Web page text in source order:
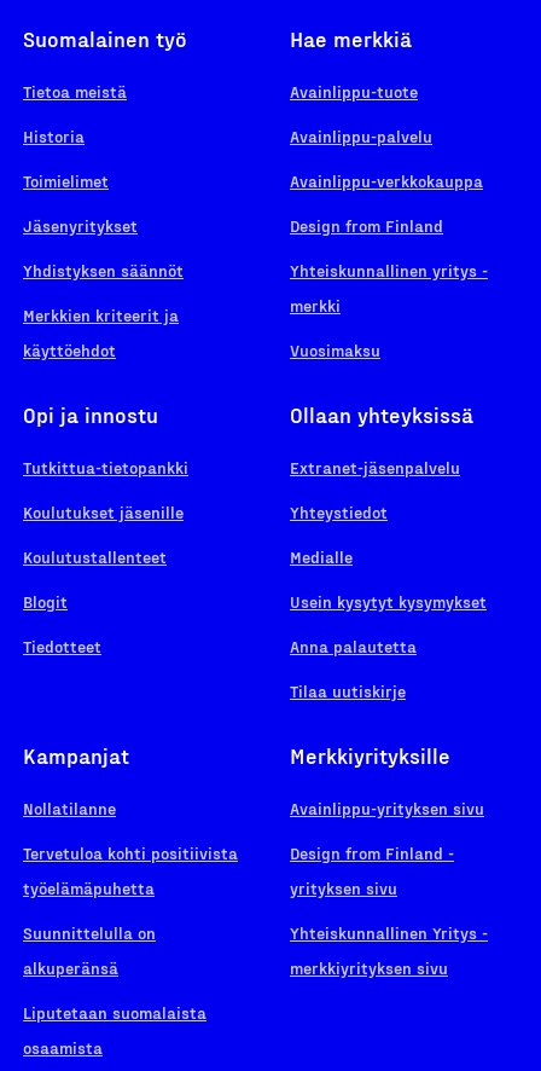
Suomalainen työ
Tietoa meistä
Historia
Toimielimet
Jäsenyritykset
Yhdistyksen säännöt
Merkkien kriteerit ja
käyttöehdot
Hae merkkiä
Avainlippu-tuote
Avainlippu-palvelu
Avainlippu-verkkokauppa
Design from Finland
Yhteiskunnallinen yritys -
merkki
Vuosimaksu
Opi ja innostu
Tutkittua-tietopankki
Koulutukset jäsenille
Koulutustallenteet
Blogit
Tiedotteet
Ollaan yhteyksissä
Extranet-jäsenpalvelu
Yhteystiedot
Medialle
Usein kysytyt kysymykset
Anna palautetta
Tilaa uutiskirje
Kampanjat
Nollatilanne
Tervetuloa kohti positiivista
työelämäpuhetta
Suunnittelulla on
alkuperänsä
Liputetaan suomalaista
osaamista
Merkkiyrityksille
Avainlippu-yrityksen sivu
Design from Finland -
yrityksen sivu
Yhteiskunnallinen Yritys -
merkkiyrityksen sivu